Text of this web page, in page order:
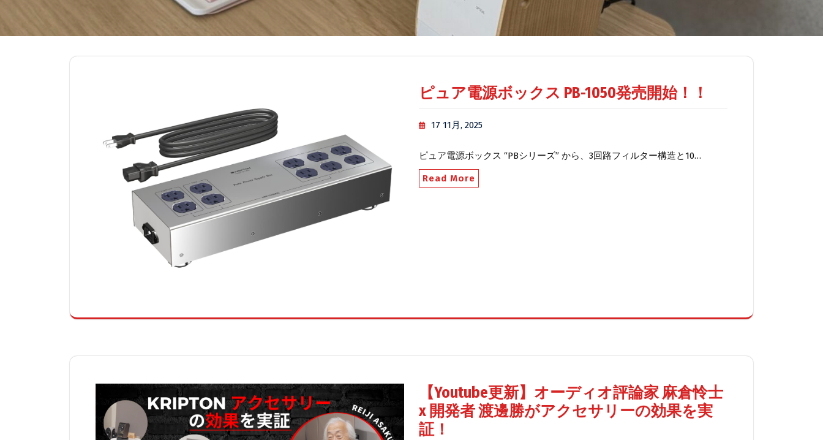
ピュア電源ボックス PB-1050発売開始！！
17 11月, 2025
ピュア電源ボックス “PBシリーズ” から、3回路フィルター構造と10…
Read More
【Youtube更新】オーディオ評論家 麻倉怜士
x 開発者 渡邊勝がアクセサリーの効果を実
証！